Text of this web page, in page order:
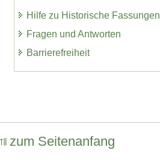
Hilfe zu Historische Fassungen
Fragen und Antworten
Barrierefreiheit
zum Seitenanfang